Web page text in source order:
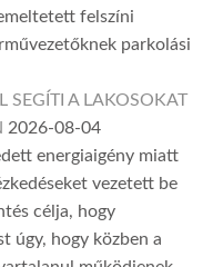
felszíni
parkolási
SEGÍTI A LAKOSOKAT
2026-08-04
energiaigény miatt
vezetett be
célja, hogy
úgy, hogy közben a